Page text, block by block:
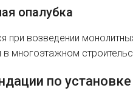
опалубка
при возведении
в многоэтажном
по установке